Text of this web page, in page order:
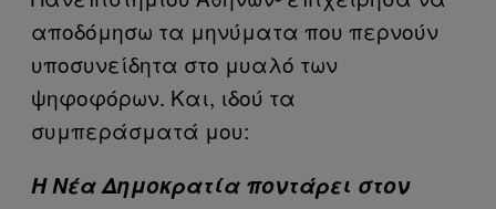
αποδόμησω τα μηνύματα που περνούν
υποσυνείδητα στο μυαλό των
ψηφοφόρων. Και, ιδού τα
συμπεράσματά μου:
Η Νέα Δημοκρατία ποντάρει στον